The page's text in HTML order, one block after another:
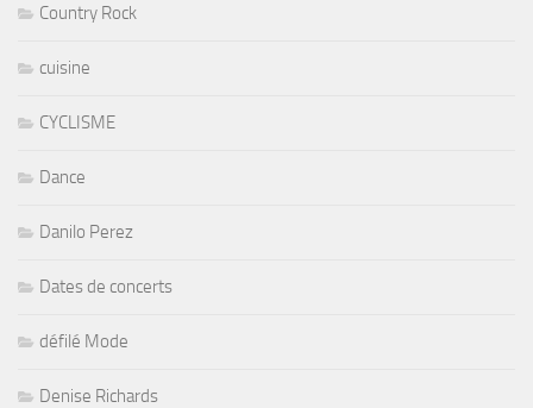
Country Rock
cuisine
CYCLISME
Dance
Danilo Perez
Dates de concerts
défilé Mode
Denise Richards